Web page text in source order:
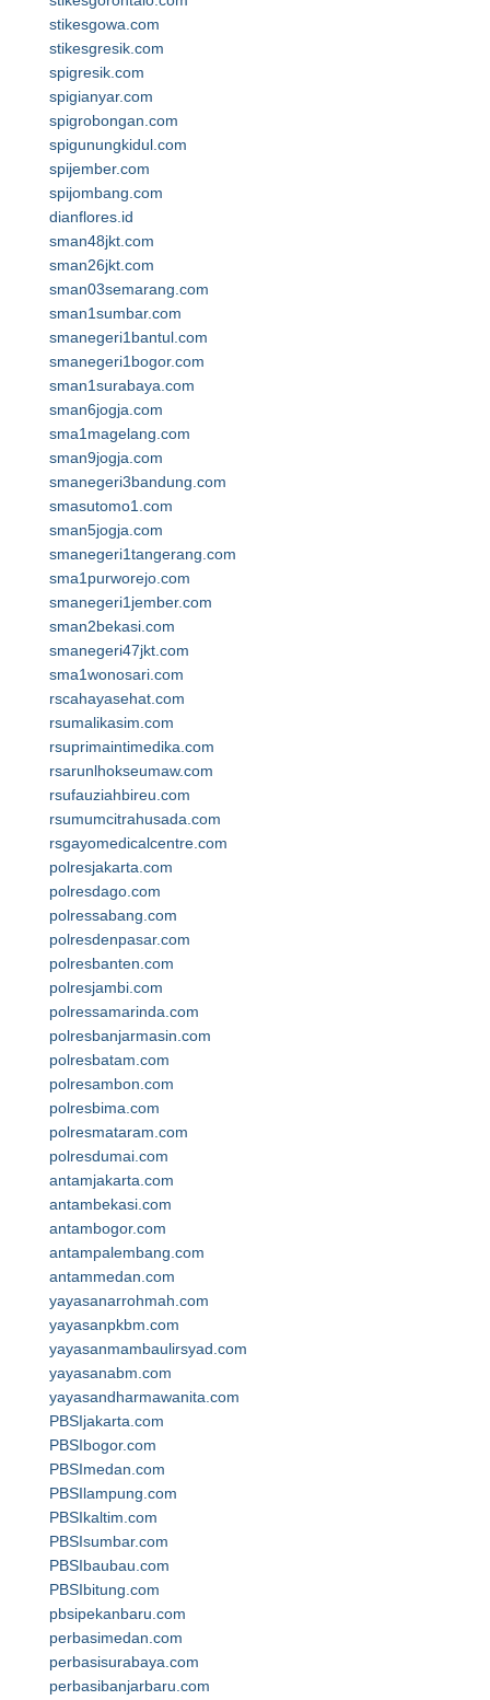
stikesgowa.com
stikesgresik.com
spigresik.com
spigianyar.com
spigrobongan.com
spigunungkidul.com
spijember.com
spijombang.com
dianflores.id
sman48jkt.com
sman26jkt.com
sman03semarang.com
sman1sumbar.com
smanegeri1bantul.com
smanegeri1bogor.com
sman1surabaya.com
sman6jogja.com
sma1magelang.com
sman9jogja.com
smanegeri3bandung.com
smasutomo1.com
sman5jogja.com
smanegeri1tangerang.com
sma1purworejo.com
smanegeri1jember.com
sman2bekasi.com
smanegeri47jkt.com
sma1wonosari.com
rscahayasehat.com
rsumalikasim.com
rsuprimaintimedika.com
rsarunlhokseumaw.com
rsufauziahbireu.com
rsumumcitrahusada.com
rsgayomedicalcentre.com
polresjakarta.com
polresdago.com
polressabang.com
polresdenpasar.com
polresbanten.com
polresjambi.com
polressamarinda.com
polresbanjarmasin.com
polresbatam.com
polresambon.com
polresbima.com
polresmataram.com
polresdumai.com
antamjakarta.com
antambekasi.com
antambogor.com
antampalembang.com
antammedan.com
yayasanarrohmah.com
yayasanpkbm.com
yayasanmambaulirsyad.com
yayasanabm.com
yayasandharmawanita.com
PBSIjakarta.com
PBSIbogor.com
PBSImedan.com
PBSIlampung.com
PBSIkaltim.com
PBSIsumbar.com
PBSIbaubau.com
PBSIbitung.com
pbsipekanbaru.com
perbasimedan.com
perbasisurabaya.com
perbasibanjarbaru.com